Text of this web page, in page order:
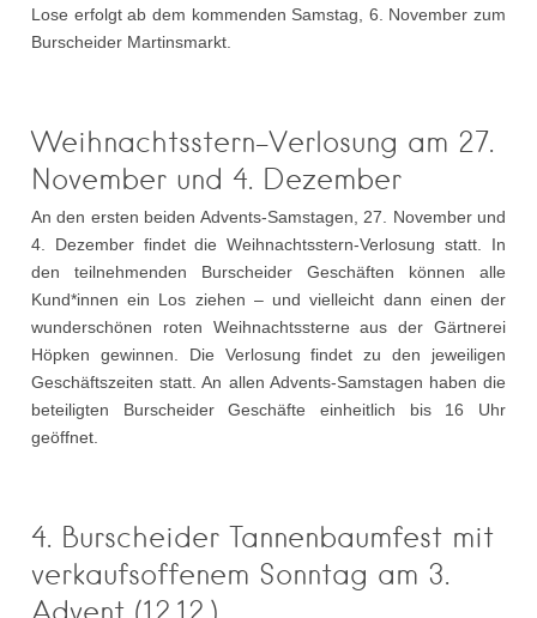
Lose erfolgt ab dem kommenden Samstag, 6. November zum
Burscheider Martinsmarkt.
Weihnachtsstern-Verlosung am 27.
November und 4. Dezember
An den ersten beiden Advents-Samstagen, 27. November und
4. Dezember findet die Weihnachtsstern-Verlosung statt. In
den teilnehmenden Burscheider Geschäften können alle
Kund*innen ein Los ziehen – und vielleicht dann einen der
wunderschönen roten Weihnachtssterne aus der Gärtnerei
Höpken gewinnen. Die Verlosung findet zu den jeweiligen
Geschäftszeiten statt. An allen Advents-Samstagen haben die
beteiligten Burscheider Geschäfte einheitlich bis 16 Uhr
geöffnet.
4. Burscheider Tannenbaumfest mit
verkaufsoffenem Sonntag am 3.